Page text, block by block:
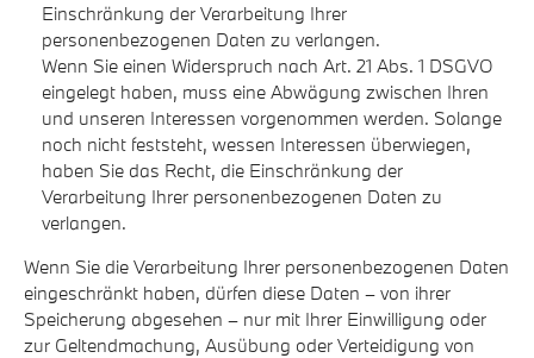
Einschränkung der Verarbeitung Ihrer
personenbezogenen Daten zu verlangen.
Wenn Sie einen Widerspruch nach Art. 21 Abs. 1 DSGVO
eingelegt haben, muss eine Abwägung zwischen Ihren
und unseren Interessen vorgenommen werden. Solange
noch nicht feststeht, wessen Interessen überwiegen,
haben Sie das Recht, die Einschränkung der
Verarbeitung Ihrer personenbezogenen Daten zu
verlangen.
Wenn Sie die Verarbeitung Ihrer personenbezogenen Daten
eingeschränkt haben, dürfen diese Daten – von ihrer
Speicherung abgesehen – nur mit Ihrer Einwilligung oder
zur Geltendmachung, Ausübung oder Verteidigung von